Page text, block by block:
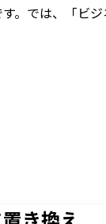
。では、「ビ